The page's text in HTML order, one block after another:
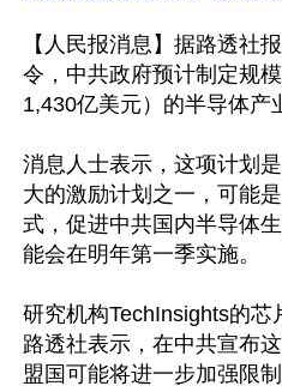
【人民报消息】据路透社
令，中共政府预计制定规
1,430亿美元）的半导体产
消息人士表示，这项计划
大的激励计划之一，可能
式，促进中共国内半导体
能会在明年第一季实施。
研究机构TechInsights的
路透社表示，在中共宣布
盟国可能将进一步加强限制